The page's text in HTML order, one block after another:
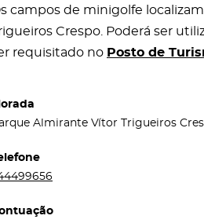
campos de minigolfe
Crespo. Poderá ser
requisitado no Posto de
Almirante Vítor Trigueiros